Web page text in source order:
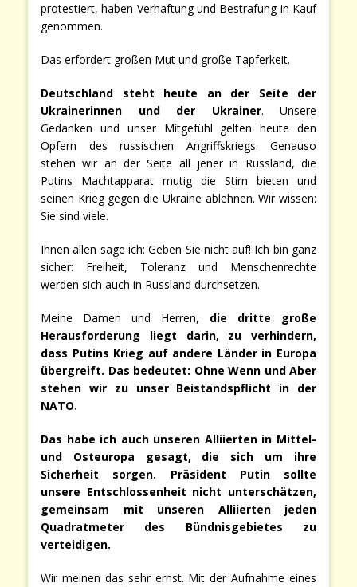
protestiert, haben Verhaftung und Bestrafung in Kauf
genommen.
Das erfordert großen Mut und große Tapferkeit.
Deutschland steht heute an der Seite der
Ukrainerinnen und der Ukrainer. Unsere
Gedanken und unser Mitgefühl gelten heute den
Opfern des russischen Angriffskriegs. Genauso
stehen wir an der Seite all jener in Russland, die
Putins Machtapparat mutig die Stirn bieten und
seinen Krieg gegen die Ukraine ablehnen. Wir wissen:
Sie sind viele.
Ihnen allen sage ich: Geben Sie nicht auf! Ich bin ganz
sicher: Freiheit, Toleranz und Menschenrechte
werden sich auch in Russland durchsetzen.
Meine Damen und Herren, die dritte große
Herausforderung liegt darin, zu verhindern,
dass Putins Krieg auf andere Länder in Europa
übergreift. Das bedeutet: Ohne Wenn und Aber
stehen wir zu unser Beistandspflicht in der
NATO.
Das habe ich auch unseren Alliierten in Mittel-
und Osteuropa gesagt, die sich um ihre
Sicherheit sorgen. Präsident Putin sollte
unsere Entschlossenheit nicht unterschätzen,
gemeinsam mit unseren Alliierten jeden
Quadratmeter des Bündnisgebietes zu
verteidigen.
Wir meinen das sehr ernst. Mit der Aufnahme eines